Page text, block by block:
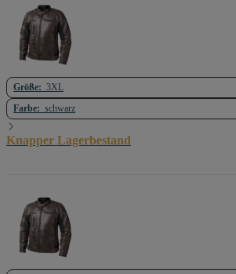
Größe: 3XL
Farbe: schwarz
Knapper Lagerbestand